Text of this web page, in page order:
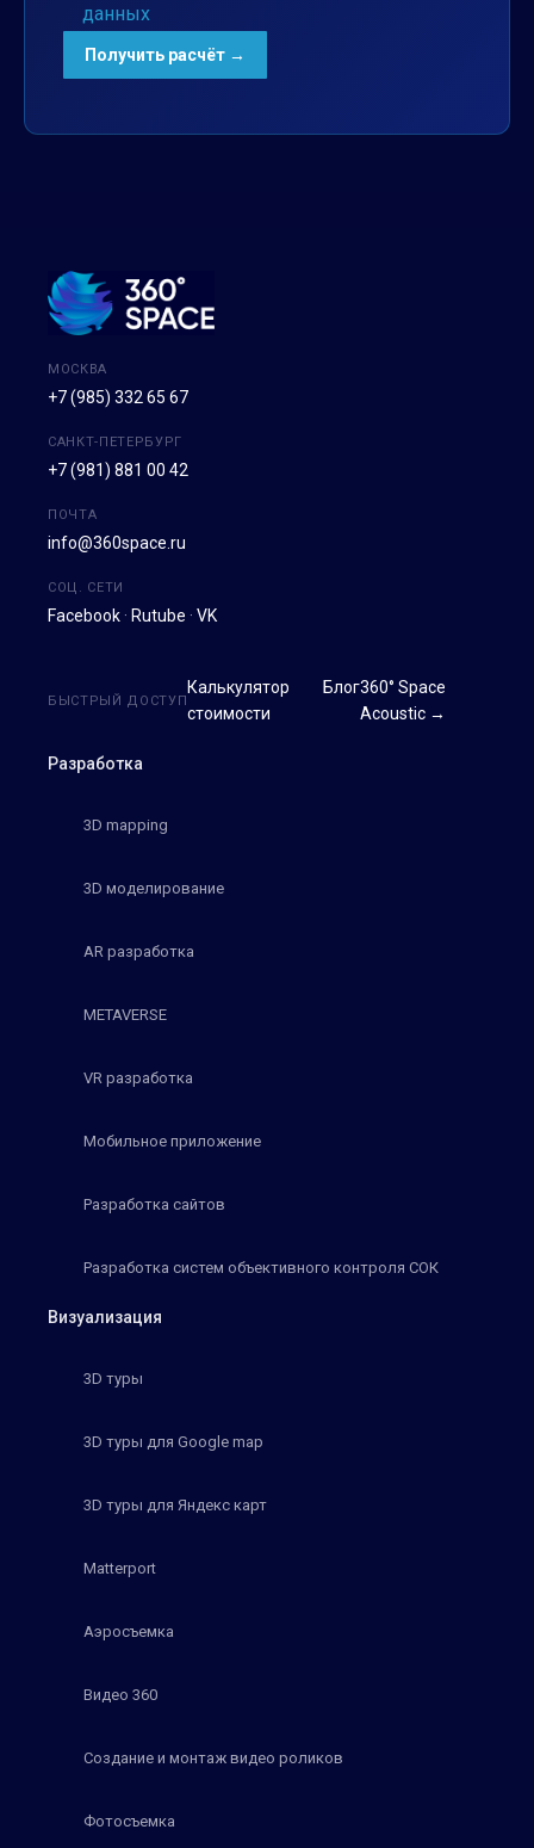
данных
МОСКВА
+7 (985) 332 65 67
САНКТ-ПЕТЕРБУРГ
+7 (981) 881 00 42
ПОЧТА
info@360space.ru
СОЦ. СЕТИ
Facebook · Rutube · VK
Разработка
3D mapping
3D моделирование
AR разработка
METAVERSE
VR разработка
Мобильное приложение
Разработка сайтов
Разработка систем объективного контроля СОК
Визуализация
3D туры
3D туры для Google map
3D туры для Яндекс карт
Matterport
Аэросъемка
Видео 360
Создание и монтаж видео роликов
Фотосъемка
БЫСТРЫЙ ДОСТУП
Калькулятор
стоимости
Блог360° Space
Acoustic →